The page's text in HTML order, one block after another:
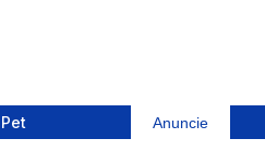
Pet Anuncie